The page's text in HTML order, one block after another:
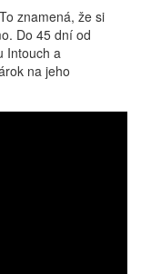
znamená, že si
Do 45 dní od
Intouch a
na jeho